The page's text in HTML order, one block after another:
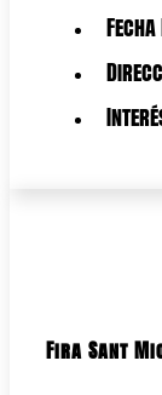
Fecha
Fira Sant